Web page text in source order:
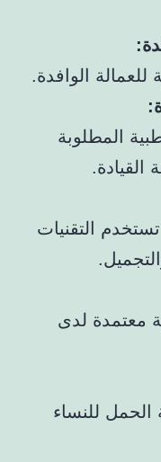
الوافدة.
المطلوبة
التقنيات
معتمدة لدى
الحمل للنساء